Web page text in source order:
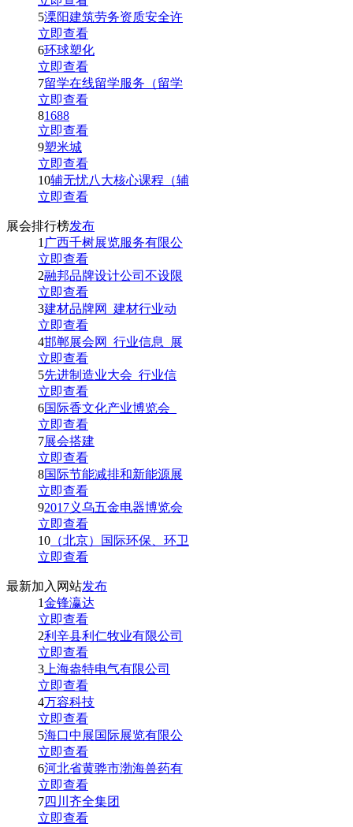
5溧阳建筑劳务资质安全许
立即查看
6环球塑化
立即查看
7留学在线留学服务（留学
立即查看
81688
立即查看
9塑米城
立即查看
10辅无忧八大核心课程（辅
立即查看
展会排行榜发布
1 广西千树展览服务有限公
立即查看
2融邦品牌设计公司不设限
立即查看
3建材品牌网_建材行业动
立即查看
4邯郸展会网_行业信息_展
立即查看
5先进制造业大会_行业信
立即查看
6国际香文化产业博览会_
立即查看
7展会搭建
立即查看
8国际节能减排和新能源展
立即查看
92017义乌五金电器博览会
立即查看
10 （北京）国际环保、环卫
立即查看
最新加入网站发布
1金锋瀛达
立即查看
2利辛县利仁牧业有限公司
立即查看
3 上海盎特电气有限公司
立即查看
4万容科技
立即查看
5海口中展国际展览有限公
立即查看
6河北省黄骅市渤海兽药有
立即查看
7四川齐全集团
立即查看